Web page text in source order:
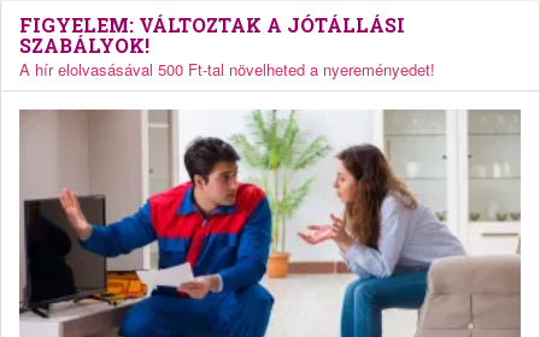
FIGYELEM: VÁLTOZTAK A JÓTÁLLÁSI
SZABÁLYOK!
A hír elolvasásával 500 Ft-tal növelheted a nyereményedet!